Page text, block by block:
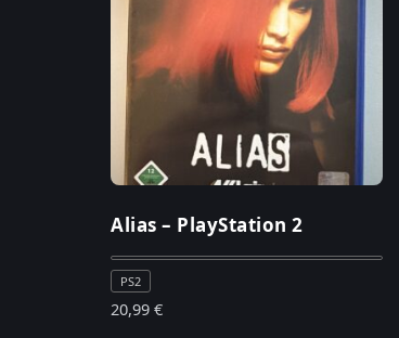
Alias – PlayStation 2
PS2
20,99 €